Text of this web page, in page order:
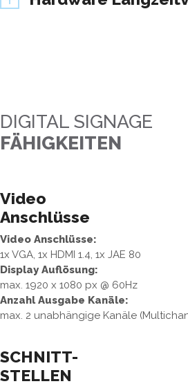
DIGITAL SIGNAGE
FÄHIGKEITEN
Video
Anschlüsse
Video Anschlüsse:
1x VGA, 1x HDMI 1.4, 1x JAE 80
Display Auflösung:
max. 1920 x 1080 px @ 60Hz
Anzahl Ausgabe Kanäle:
max. 2 unabhängige Kanäle
SCHNITT-
STELLEN